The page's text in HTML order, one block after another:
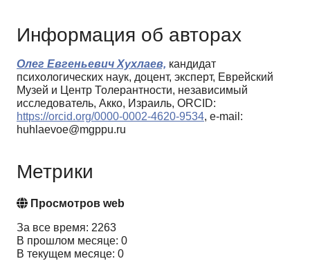
Информация об авторах
Олег Евгеньевич Хухлаев, кандидат
психологических наук, доцент, эксперт, Еврейский
Музей и Центр Толерантности, независимый
исследователь, Акко, Израиль, ORCID:
https://orcid.org/0000-0002-4620-9534, e-mail:
huhlaevoe@mgppu.ru
Метрики
Просмотров web
За все время: 2263
В прошлом месяце: 0
В текущем месяце: 0